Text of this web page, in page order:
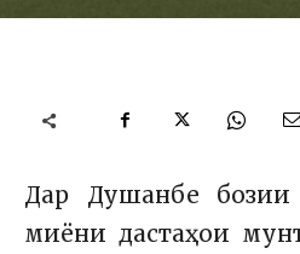
Дар Душанбе бозии
миёни дастаҳои